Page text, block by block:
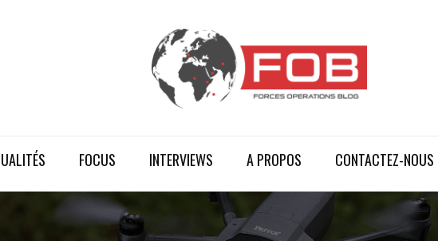
FOCUS INTERVIEWS A PROPOS CONTACTEZ-NOUS